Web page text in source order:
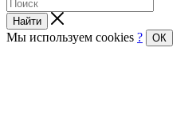
Найти
Мы используем cookies ? ОК